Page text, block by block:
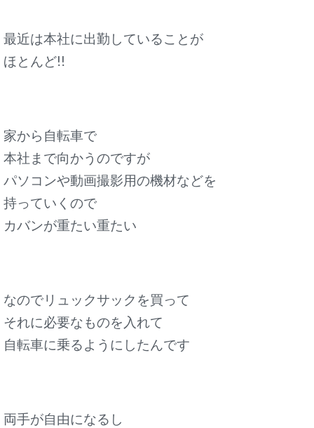
最近は本社に出勤していることが
ほとんど!!
家から自転車で
本社まで向かうのですが
パソコンや動画撮影用の機材などを
持っていくので
カバンが重たい重たい
なのでリュックサックを買って
それに必要なものを入れて
自転車に乗るようにしたんです
両手が自由になるし